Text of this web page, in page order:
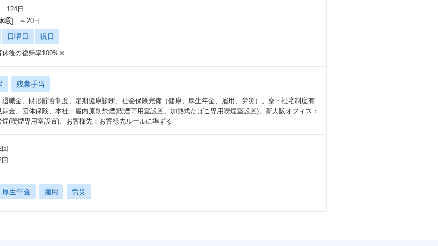
124日
暇]
～20日
日曜日 祝日
後の復帰率100%※
残業手当
退職金、財形貯蓄制度、定期健康診断、社会保険完備（健康、厚生年金、雇用、労災）、寮・社宅制度有
舞金、団体保険、本社：屋内原則禁煙(喫煙専用室設置、加熱式たばこ専用喫煙室設置)、新大阪オフィス：
煙(喫煙専用室設置)、お客様先：お客様先ルールに準ずる
厚生年金 雇用 労災